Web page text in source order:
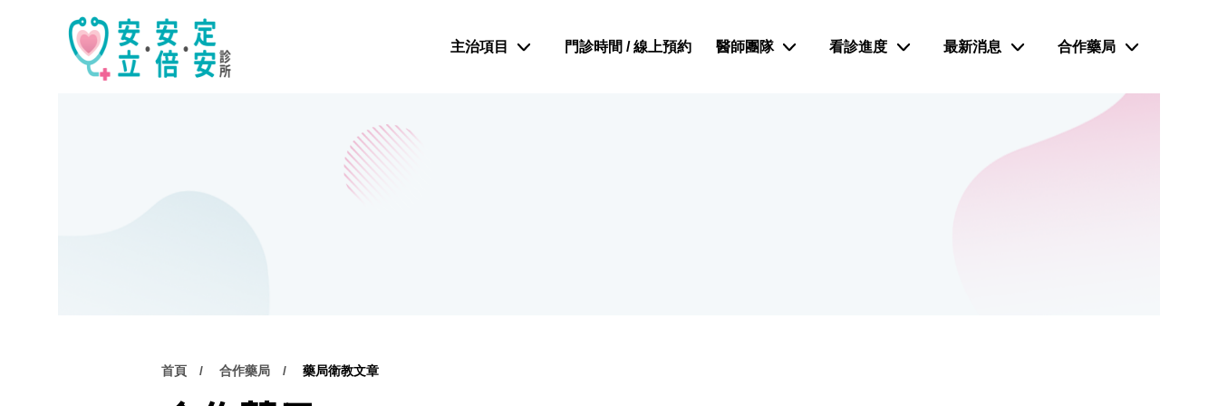
主治項目 門診時間 / 線上預約 醫師團隊 看診進度 最新消息 合作藥局
首頁 合作藥局 藥局衛教文章